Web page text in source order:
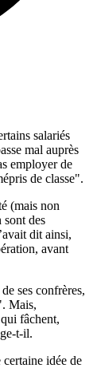
salariés
mal auprès
employer de
de classe".
(mais non
sont des
dit ainsi,
avant
ses confrères,
Mais,
fâchent,
t-il.
idée de